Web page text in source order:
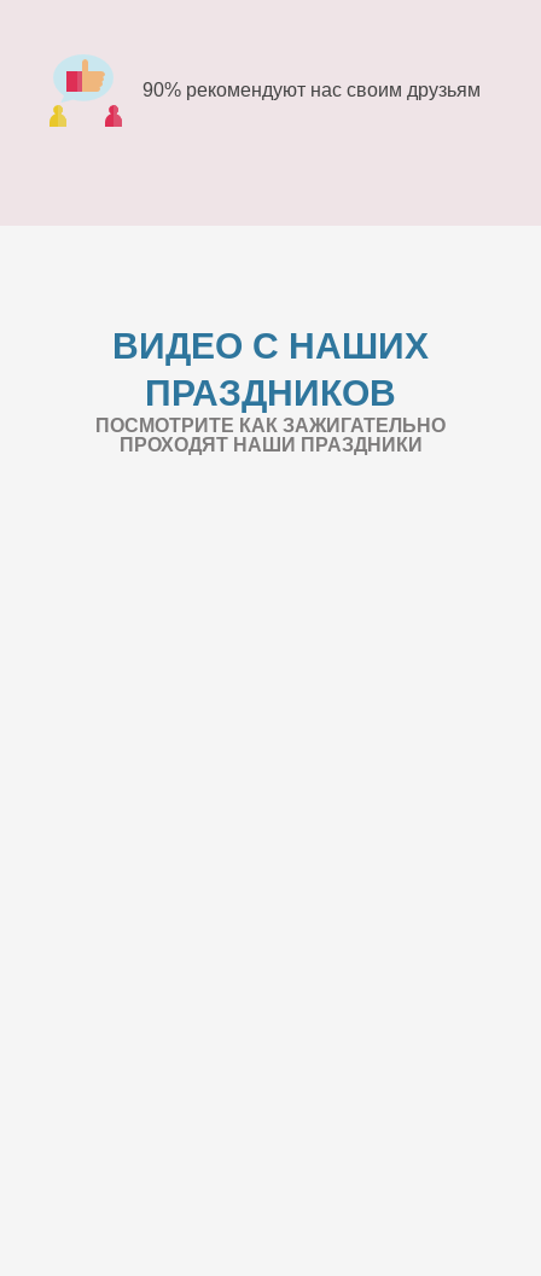
90% рекомендуют нас своим друзьям
ВИДЕО С НАШИХ
ПРАЗДНИКОВ
ПОСМОТРИТЕ КАК ЗАЖИГАТЕЛЬНО
ПРОХОДЯТ НАШИ ПРАЗДНИКИ